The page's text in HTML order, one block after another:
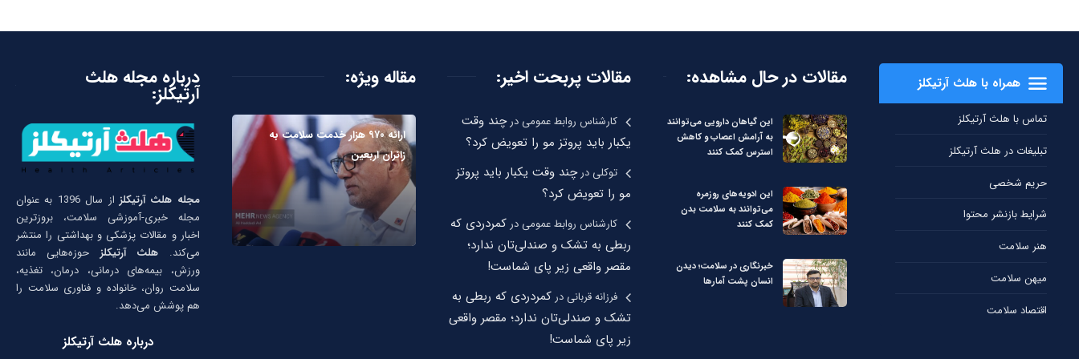
همراه با هلث آرتیکلز
تماس با هلث آرتیکلز
تبلیغات در هلث آرتیکلز
حریم شخصی
شرایط بازنشر محتوا
هنر سلامت
میهن سلامت
اقتصاد سلامت
مقالات در حال مشاهده:
این گیاهان دارویی می‌توانند
به آرامش اعصاب و کاهش
استرس کمک کنند
این ادویه‌های روزمره
می‌توانند به سلامت بدن
کمک کنند
خبرنگاری در سلامت؛ دیدن
انسان پشت آمارها
مقالات پربحت اخیر:
کارشناس روابط عمومیدرچند وقت
یکبار باید پروتز مو را تعویض کرد؟
توکلیدرچند وقت یکبار باید پروتز
مو را تعویض کرد؟
کارشناس روابط عمومیدر کمردردی که
ربطی به تشک و صندلی‌تان ندارد؛
مقصر واقعی زیر پای شماست!
فرزانه قربانیدر کمردردی که ربطی به
تشک و صندلی‌تان ندارد؛ مقصر واقعی
زیر پای شماست!
مقاله ویژه:
ارائه ۹۷۰ هزار خدمت سلامت به
زائران اربعین
درباره مجله هلث
آرتیکلز:
مجله هلث آرتیکلز
از سال 1396 به عنوان
مجله خبری-آموزشی سلامت، بروزترین
اخبار و مقالات پزشکی و بهداشتی را منتشر
می‌کند. هلث آرتیکلز حوزه‌هایی مانند
ورزش، بیمه‌های درمانی، درمان، تغذیه،
سلامت روان، خانواده و فناوری سلامت را
هم پوشش می‌دهد.
درباره هلث آرتیکلز